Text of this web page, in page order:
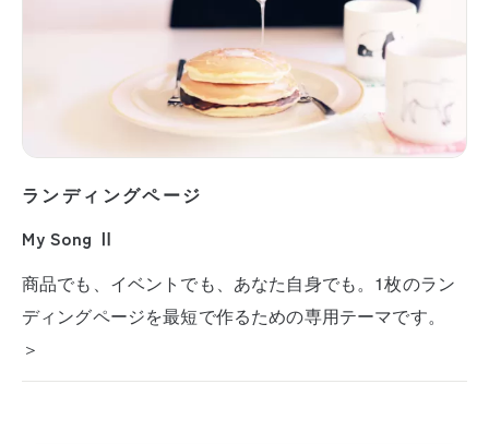
ランディングページ
My Song Ⅱ
商品でも、イベントでも、あなた自身でも。1枚のラン
ディングページを最短で作るための専用テーマです。
＞